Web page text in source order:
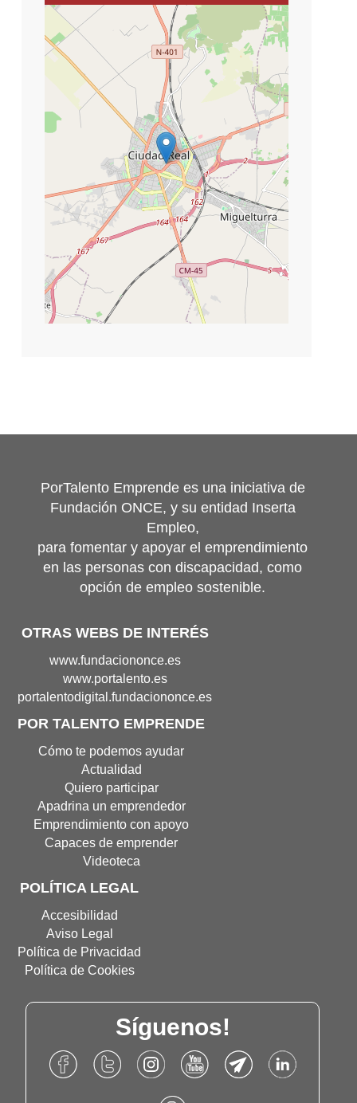
+
−
Leaflet |© OpenStreetMap
PorTalento Emprende es una iniciativa de
Fundación ONCE, y su entidad Inserta
Empleo,
para fomentar y apoyar el emprendimiento
en las personas con discapacidad, como
opción de empleo sostenible.
OTRAS WEBS DE INTERÉS
Portal
de
Fundación
en
nueva
ventana)
www.fundaciononce.es
Portal
de
en
nueva
ventana)
www.portalento.es
Portal
Portalento
Digital(Abre
ventana
portalentodigital.fundaciononce.es
POR TALENTO EMPRENDE
Cómo te podemos ayudar
Actualidad
Quiero participar
Apadrina un emprendedor
Emprendimiento con apoyo
Capaces de emprender
Videoteca
POLÍTICA LEGAL
Accesibilidad
Aviso Legal
Política de Privacidad
Política de Cookies
Síguenos!
Accede
al
Accede
al
Accede
al
Instagram
Accede
al
Accede
al
Accede
al